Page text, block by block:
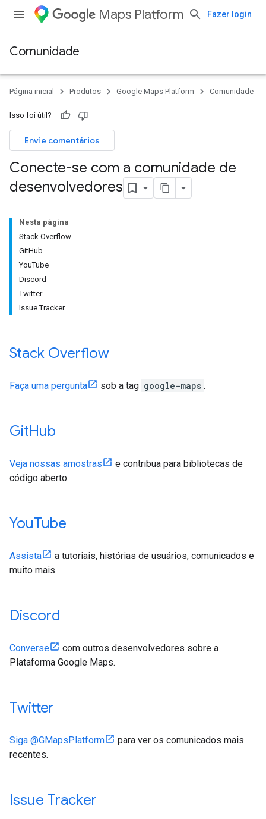
Maps Platform Fazer login
Comunidade
Página inicial Produtos Google Maps Platform Comunidade
Isso foi útil?
Envie comentários
Conecte-se com a comunidade de
desenvolvedores
Nesta página
Stack Overflow
GitHub
YouTube
Discord
Twitter
Issue Tracker
Stack Overflow
Faça uma pergunta sob a tag google-maps .
GitHub
Veja nossas amostras
e contribua para bibliotecas de
código aberto.
YouTube
Assista
a tutoriais, histórias de usuários, comunicados e
muito mais.
Discord
Converse
com outros desenvolvedores sobre a
Plataforma Google Maps.
Twitter
Siga @GMapsPlatform
para ver os comunicados mais
recentes.
Issue Tracker